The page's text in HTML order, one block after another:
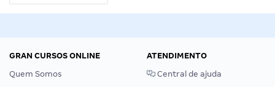
GRAN CURSOS ONLINE
Quem Somos
ATENDIMENTO
Central de ajuda